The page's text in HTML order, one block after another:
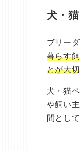
犬・
ブリー
暮らす
とが大切
犬・猫
や飼い
間とし